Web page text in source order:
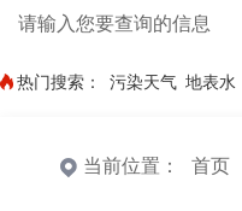
热门搜索： 污染天气 地表水
当前位置： 首页